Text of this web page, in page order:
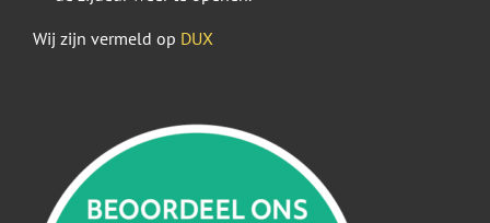
Wij zijn vermeld op DUX